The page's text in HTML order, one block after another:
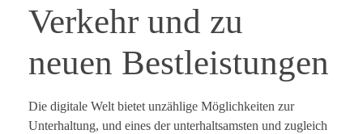
Verkehr und zu
neuen Bestleistungen
Die digitale Welt bietet unzählige Möglichkeiten zur
Unterhaltung, und eines der unterhaltsamsten und zugleich